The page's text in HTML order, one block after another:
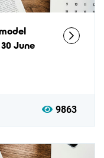
June
9863